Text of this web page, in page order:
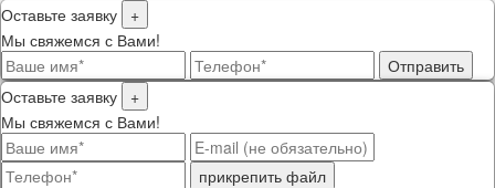
Оставьте заявку
+
Мы свяжемся с Вами!
Отправить
Оставьте заявку
+
Мы свяжемся с Вами!
прикрепить файл